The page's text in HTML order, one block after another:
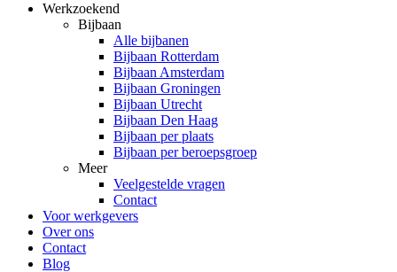
Werkzoekend
Bijbaan
Alle bijbanen
Bijbaan Rotterdam
Bijbaan Amsterdam
Bijbaan Groningen
Bijbaan Utrecht
Bijbaan Den Haag
Bijbaan per plaats
Bijbaan per beroepsgroep
Meer
Veelgestelde vragen
Contact
Voor werkgevers
Over ons
Contact
Blog